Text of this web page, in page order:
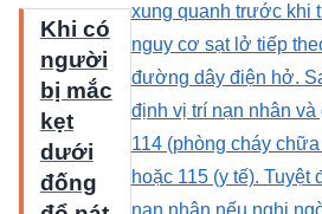
Khi có
người
bị mắc
kẹt
dưới
đống
xung quanh trước khi
nguy cơ sạt lở tiếp
đường dây điện hở.
định vị trí nạn nhân
114 (phòng cháy
hoặc 115 (y tế). Tuyệt